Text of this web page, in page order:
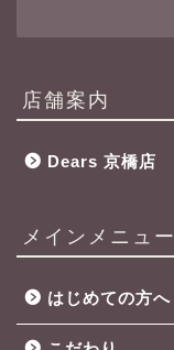
店舗案内
Dears 京橋店
メインメニュー
はじめての方へ